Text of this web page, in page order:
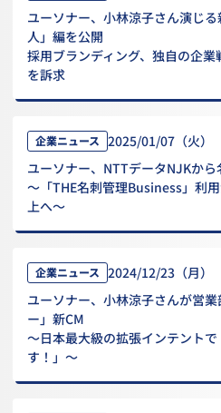
ユーソナー、小林涼子さん演じ
人」編を公開
採用ブランディング、独自の企業
を訴求
企業ニュース 2025/01/07（火）
ユーソナー、NTTデータNJKか
～「THE名刺管理Business」利
上へ～
企業ニュース 2024/12/23（月）
ユーソナー、小林涼子さんが営
ー」新CM
～日本最大級の拡張インテント
す！」～